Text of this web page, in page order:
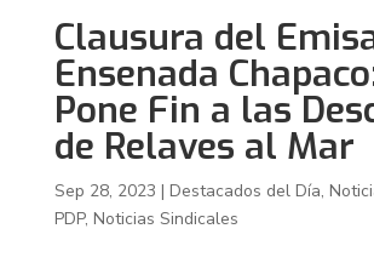
Clausura del
Ensenada
Pone Fin a las
de Relaves al Mar
Sep 28, 2023 | Destacados del Día,
PDP, Noticias Sindicales